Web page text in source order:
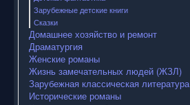
Зарубежные детские книги
Сказки
Домашнее хозяйство и ремонт
Драматургия
Женские романы
Жизнь замечательных людей (ЖЗЛ)
Зарубежная классическая литература
Исторические романы